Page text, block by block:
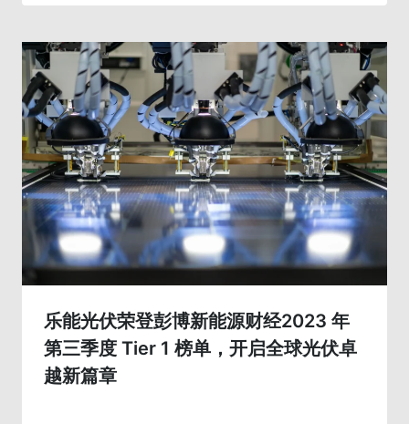
乐能光伏荣登彭博新能源财经2023 年
第三季度 Tier 1 榜单，开启全球光伏卓
越新篇章